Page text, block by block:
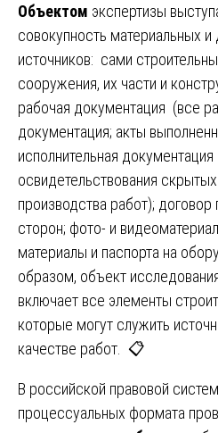
Объектом экспертизы
совокупность материальных
источников: сами
сооружения, их части и
рабочая документация (все
документация; акты
исполнительная
освидетельствования
производства работ);
сторон; фото- и
материалы и паспорта на
образом, объект
включает все элементы
которые могут служить
качестве работ. 📋
В российской правовой
процессуальных формата